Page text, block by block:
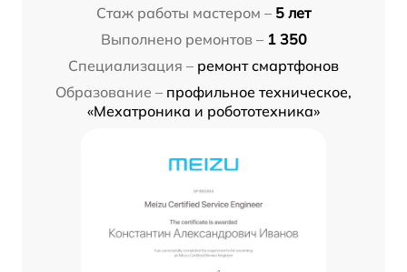
Стаж работы мастером – 5 лет
Выполнено ремонтов – 1 350
Специализация – ремонт смартфонов
Образование – профильное техническое,
«Мехатроника и робототехника»